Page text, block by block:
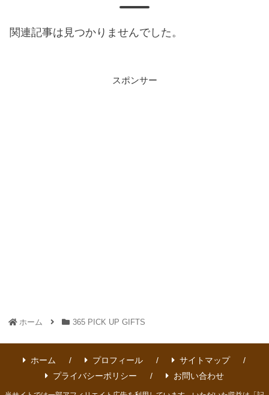
関連記事は見つかりませんでした。
スポンサー
ホーム 365 PICK UP GIFTS
ホーム プロフィール
サイトマップ
プライバシーポリシー
お問い合わせ